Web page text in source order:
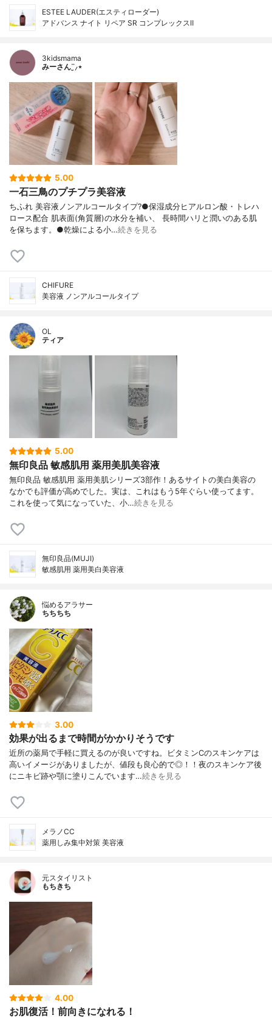
ESTEE LAUDER(エスティローダー)
アドバンス ナイト リペア SR コンプレックスⅡ
3kidsmama
みーさん¨̮⸝⋆
5.00
一石三鳥のプチプラ美容液
ちふれ 美容液ノンアルコールタイプ?●保湿成分ヒアルロン酸・トレハ
ロース配合 肌表面(角質層)の水分を補い、 長時間ハリと潤いのある肌
を保ちます。●乾燥による小…続きを見る
CHIFURE
美容液 ノンアルコールタイプ
OL
ティア
5.00
無印良品 敏感肌用 薬用美肌美容液
無印良品 敏感肌用 薬用美肌シリーズ3部作！あるサイトの美白美容の
なかでも評価が高めでした。実は、これはもう5年ぐらい使ってます。
これを使って気になっていた、小…続きを見る
無印良品(MUJI)
敏感肌用 薬用美白美容液
悩めるアラサー
ちちちち
3.00
効果が出るまで時間がかかりそうです
近所の薬局で手軽に買えるのが良いですね。ビタミンCのスキンケアは
高いイメージがありましたが、値段も良心的で◎！！夜のスキンケア後
にニキビ跡や顎に塗りこんでいます…続きを見る
メラノCC
薬用しみ集中対策 美容液
元スタイリスト
もちきち
4.00
お肌復活！前向きになれる！